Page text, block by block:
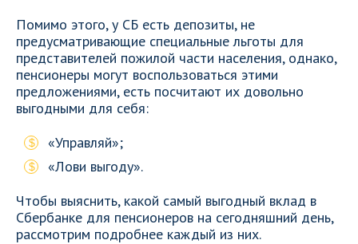
Помимо этого, у СБ есть депозиты, не
предусматривающие специальные льготы для
представителей пожилой части населения, однако,
пенсионеры могут воспользоваться этими
предложениями, есть посчитают их довольно
выгодными для себя:
«Управляй»;
«Лови выгоду».
Чтобы выяснить, какой самый выгодный вклад в
Сбербанке для пенсионеров на сегодняшний день,
рассмотрим подробнее каждый из них.